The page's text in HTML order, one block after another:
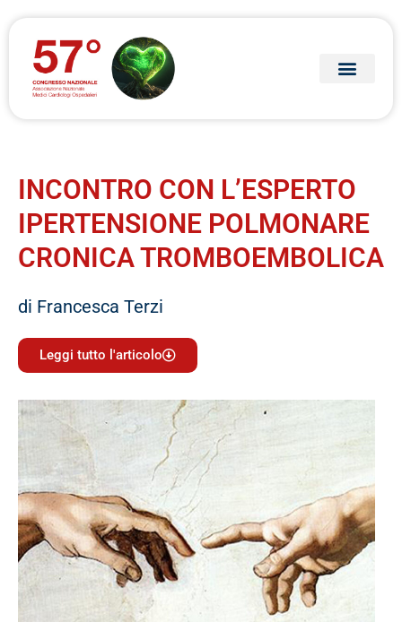
INCONTRO CON L’ESPERTO
IPERTENSIONE POLMONARE
CRONICA TROMBOEMBOLICA
di Francesca Terzi
Leggi tutto l'articolo